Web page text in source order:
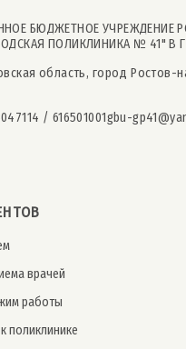
БЮДЖЕТНОЕ УЧРЕЖДЕНИЕ
ПОЛИКЛИНИКА № 41" В
область, город Ростов-
/ 616501001gbu-
врачей
работы
поликлинике